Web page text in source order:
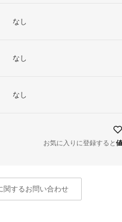
なし
なし
なし
お気に入りに登録すると
関するお問い合わせ